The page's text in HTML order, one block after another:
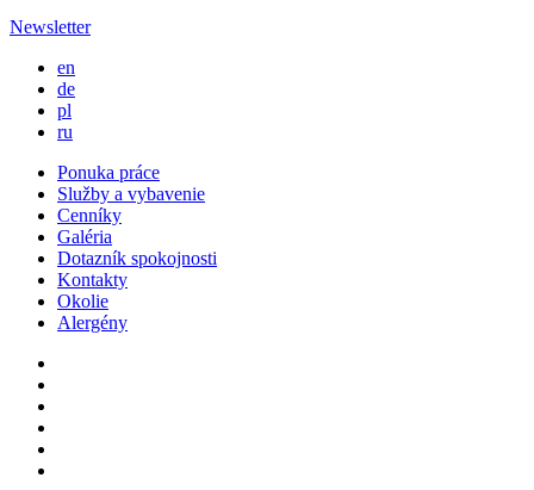
Newsletter
en
de
pl
ru
Ponuka práce
Služby a vybavenie
Cenníky
Galéria
Dotazník spokojnosti
Kontakty
Okolie
Alergény